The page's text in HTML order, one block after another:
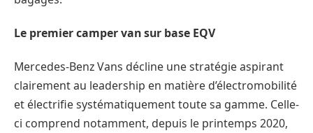
Le premier camper van sur base EQV
Mercedes-Benz Vans décline une stratégie aspirant
clairement au leadership en matière d’électromobilité
et électrifie systématiquement toute sa gamme. Celle-
ci comprend notamment, depuis le printemps 2020,